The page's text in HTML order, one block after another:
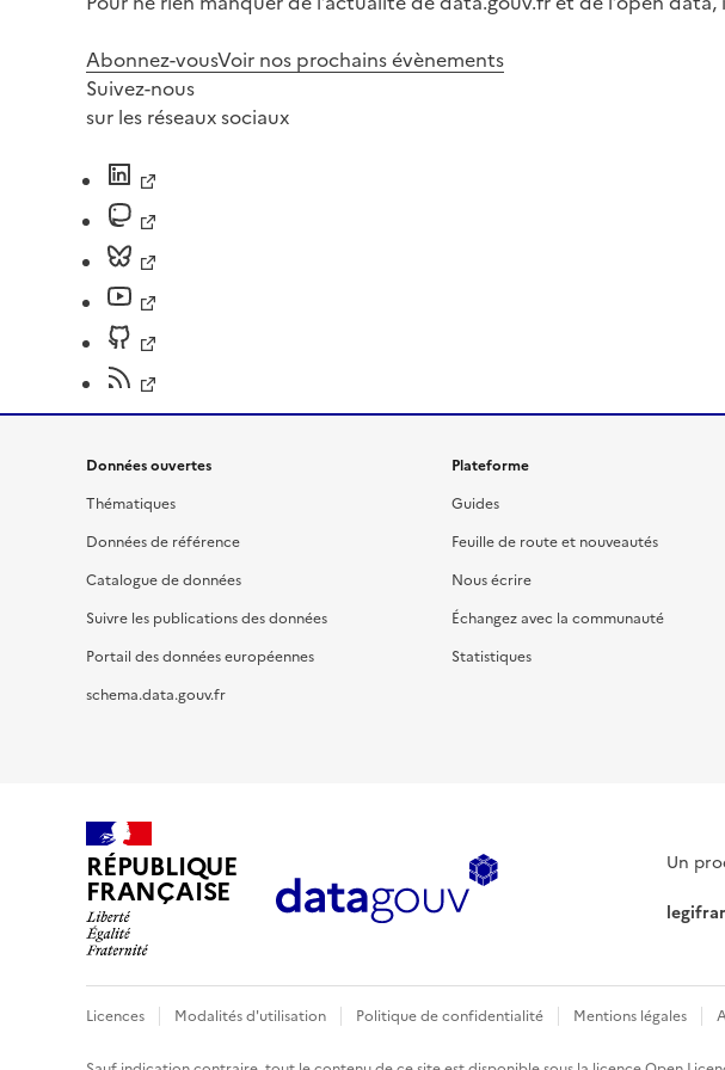
Abonnez-vousVoir nos prochains évènements
Suivez-nous
sur les réseaux sociaux
Données ouvertes
Thématiques
Données de référence
Catalogue de données
Suivre les publications des données
Portail des données européennes
schema.data.gouv.fr
Plateforme
Guides
Feuille de route et nouveautés
Nous écrire
Échangez avec la communauté
Statistiques
RÉPUBLIQUE
FRANÇAISE
Un
Licences Modalités d'utilisation Politique de confidentialité Mentions légales